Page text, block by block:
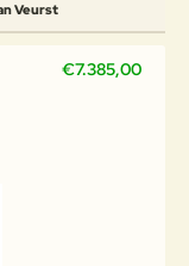
Veurst
€7.385,00